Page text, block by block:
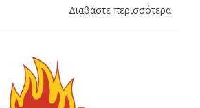
Διαβάστε περισσότερα